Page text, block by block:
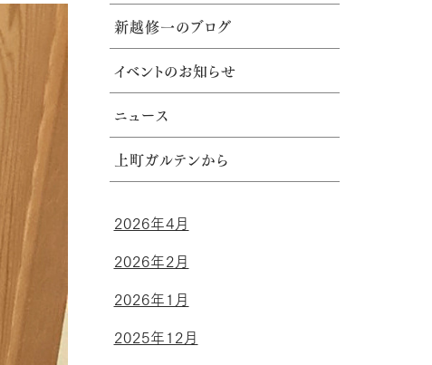
新越修一のブログ
イベントのお知らせ
ニュース
上町ガルテンから
2026年4月
2026年2月
2026年1月
2025年12月